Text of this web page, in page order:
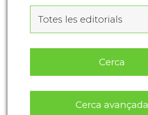
Totes les editorials
Cerca
Cerca avançada